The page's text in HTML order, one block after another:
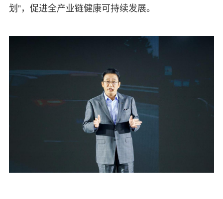
划”，促进全产业链健康可持续发展。